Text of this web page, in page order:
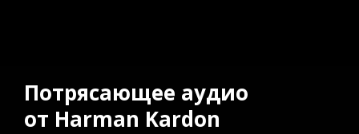
Потрясающее аудио
от Harman Kardon